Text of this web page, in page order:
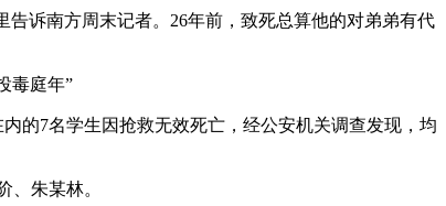
告诉南方周末记者。26年前，致死总算他的对弟弟有代
毒庭年”
的7名学生因抢救无效死亡，经公安机关调查发现，均
、朱某林。